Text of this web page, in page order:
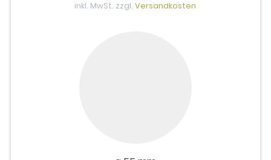
inkl. MwSt. zzgl.Versandkosten